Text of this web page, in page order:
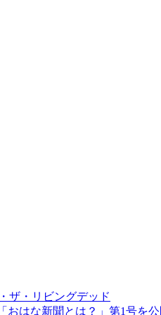
ザ・リビングデッド
おはな新聞とは？」第1号を公